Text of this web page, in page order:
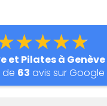
et Pilates à Genève
de 63 avis sur Google